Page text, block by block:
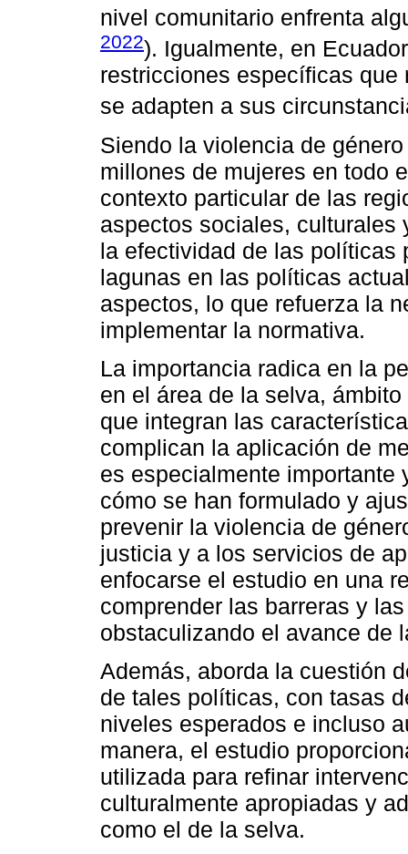
nivel comunitario enfrenta
2022). Igualmente, en
restricciones específicas que
se adapten a sus
Siendo la violencia de
millones de mujeres en todo
contexto particular de las
aspectos sociales, culturales
la efectividad de las políticas
lagunas en las políticas
aspectos, lo que refuerza la
implementar la normativa.
La importancia radica en la
en el área de la selva,
que integran las
complican la aplicación de
es especialmente importante
cómo se han formulado y
prevenir la violencia de
justicia y a los servicios de
enfocarse el estudio en una
comprender las barreras y
obstaculizando el avance de
Además, aborda la cuestión
de tales políticas, con tasas
niveles esperados e incluso
manera, el estudio
utilizada para refinar
culturalmente apropiadas y
como el de la selva.